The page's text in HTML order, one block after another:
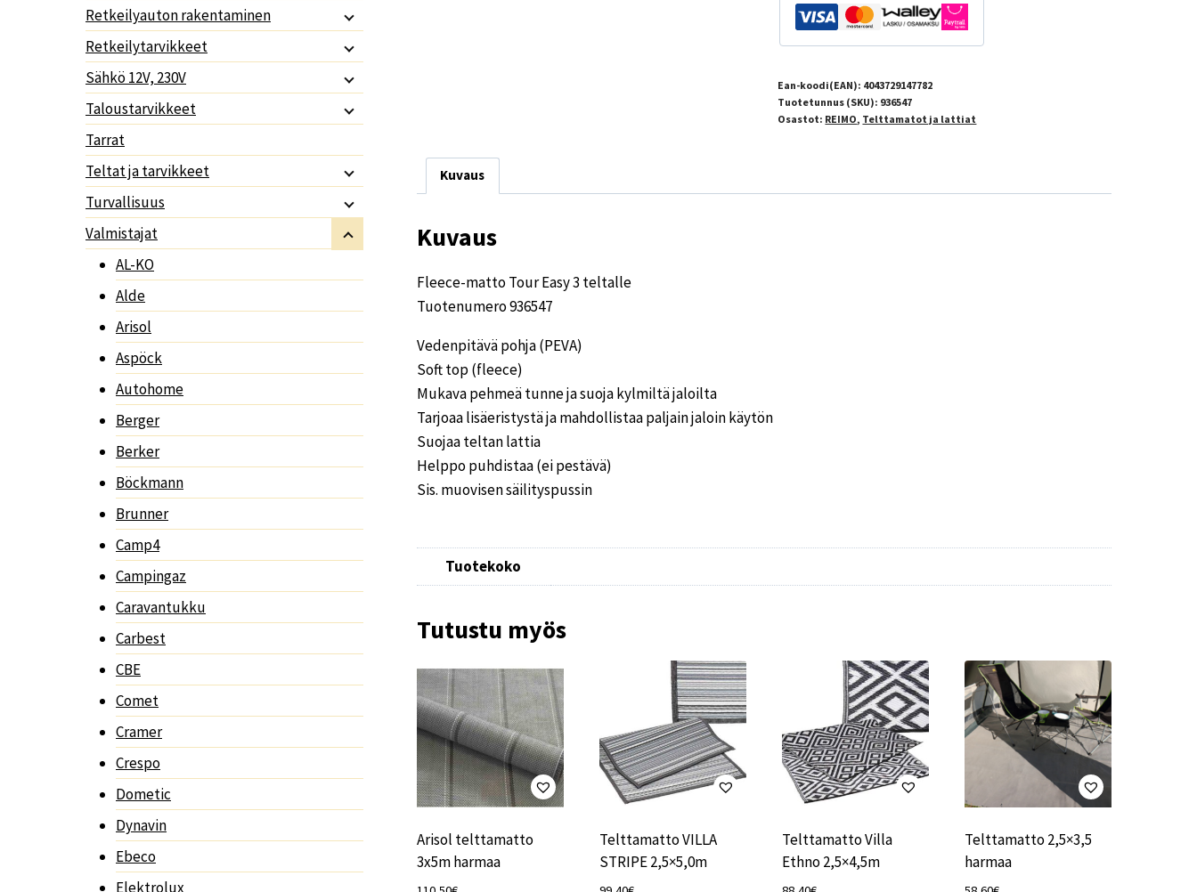
Ean-koodi(EAN): 4043729147782
Tuotetunnus (SKU): 936547
Osastot: REIMO, Telttamatot ja lattiat
Kuvaus
Kuvaus
Fleece-matto Tour Easy 3 teltalle
Tuotenumero 936547
Vedenpitävä pohja (PEVA)
Soft top (fleece)
Mukava pehmeä tunne ja suoja kylmiltä jaloilta
Tarjoaa lisäeristystä ja mahdollistaa paljain jaloin käytön
Suojaa teltan lattia
Helppo puhdistaa (ei pestävä)
Sis. muovisen säilityspussin
Tuotekoko
Tutustu myös
Arisol telttamatto
3x5m harmaa
Telttamatto VILLA
STRIPE 2,5×5,0m
Telttamatto Villa
Ethno 2,5×4,5m
Telttamatto 2,5×3,5
harmaa
Retkeilyauton rakentaminen
Retkeilytarvikkeet
Sähkö 12V, 230V
Taloustarvikkeet
Tarrat
Teltat ja tarvikkeet
Turvallisuus
Valmistajat
AL-KO
Alde
Arisol
Aspöck
Autohome
Berger
Berker
Böckmann
Brunner
Camp4
Campingaz
Caravantukku
Carbest
CBE
Comet
Cramer
Crespo
Dometic
Dynavin
Ebeco
Elektrolux